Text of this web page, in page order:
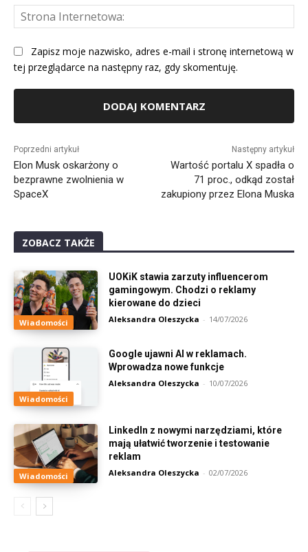
Zapisz moje nazwisko, adres e-mail i stronę internetową w
tej przeglądarce na następny raz, gdy skomentuję.
Poprzedni artykuł
Elon Musk oskarżony o
bezprawne zwolnienia w
SpaceX
Następny artykuł
Wartość portalu X spadła o
71 proc., odkąd został
zakupiony przez Elona Muska
ZOBACZ TAKŻE
Wiadomości
UOKiK stawia zarzuty influencerom
gamingowym. Chodzi o reklamy
kierowane do dzieci
Aleksandra Oleszycka - 14/07/2026
Wiadomości
Google ujawni AI w reklamach.
Wprowadza nowe funkcje
Aleksandra Oleszycka - 10/07/2026
Wiadomości
LinkedIn z nowymi narzędziami, które
mają ułatwić tworzenie i testowanie
reklam
Aleksandra Oleszycka - 02/07/2026